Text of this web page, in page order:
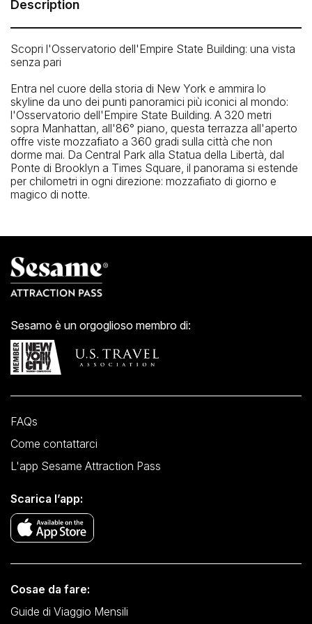
La fermata del bus più vicina
W 34st / Broadway
Description
Scopri l'Osservatorio dell'Empire State Building: una vista
senza pari
Entra nel cuore della storia di New York e ammira lo
skyline da uno dei punti panoramici più iconici al mondo:
l'Osservatorio dell'Empire State Building. A 320 metri
sopra Manhattan, all'86° piano, questa terrazza all'aperto
offre viste mozzafiato a 360 gradi sulla città che non
dorme mai. Da Central Park alla Statua della Libertà, dal
Ponte di Brooklyn a Times Square, il panorama si estende
per chilometri in ogni direzione: mozzafiato di giorno e
magico di notte.
Sesamo è un orgoglioso membro di:
FAQs
Come contattarci
L'app Sesame Attraction Pass
Scarica l’app:
Cosae da fare:
Guide di Viaggio Mensili